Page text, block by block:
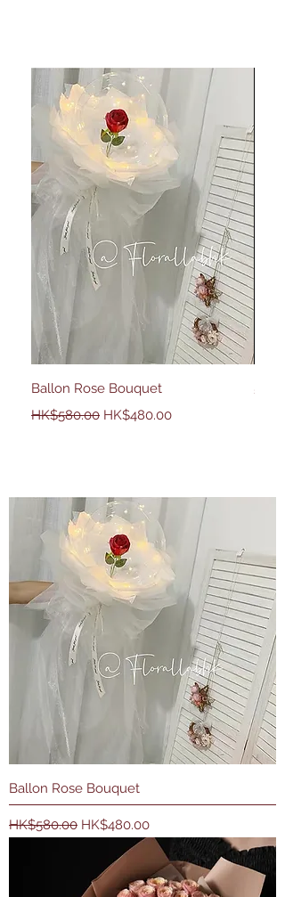
Ballon Rose Bouquet
一般價格
HK$580.00 促銷價格
HK$480.00
Ballon Rose Bouquet
一般價格
HK$580.00 促銷價格
HK$480.00